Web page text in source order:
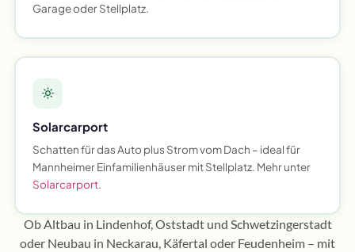
Garage oder Stellplatz.
Solarcarport
Schatten für das Auto plus Strom vom Dach – ideal für
Mannheimer Einfamilienhäuser mit Stellplatz. Mehr unter
Solarcarport.
Ob Altbau in Lindenhof, Oststadt und Schwetzingerstadt
oder Neubau in Neckarau, Käfertal oder Feudenheim – mit